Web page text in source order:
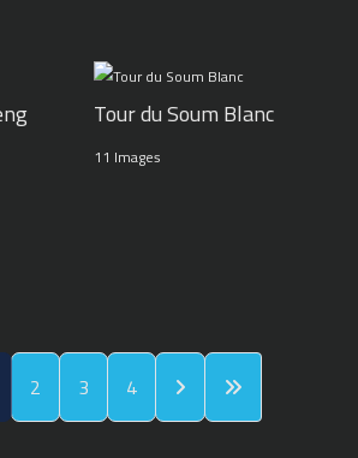
Tour du Soum Blanc
11 Images
2 3 4